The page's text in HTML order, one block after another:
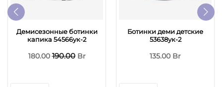
Демисезонные ботинки
капика 54566ук-2
180.00190.00Br
Ботинки деми детские
53638ук-2
135.00 Br